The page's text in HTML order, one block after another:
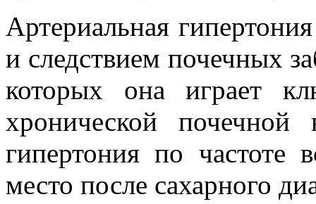
Артериальная
и следствием почечных
которых она играет
хронической почечной
гипертония по частоте
место после сахарного